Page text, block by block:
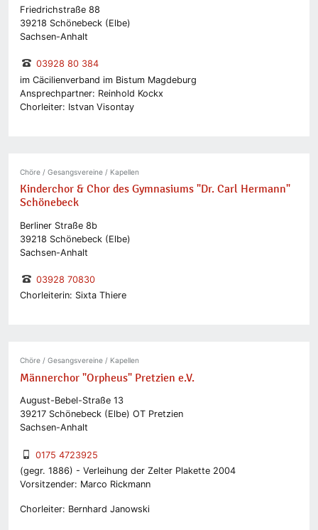
Friedrichstraße 88
39218 Schönebeck (Elbe)
Sachsen-Anhalt
03928 80 384
im Cäcilienverband im Bistum Magdeburg
Ansprechpartner: Reinhold Kockx
Chorleiter: Istvan Visontay
Chöre / Gesangsvereine / Kapellen
Kinderchor & Chor des Gymnasiums "Dr. Carl Hermann"
Schönebeck
Berliner Straße 8b
39218 Schönebeck (Elbe)
Sachsen-Anhalt
03928 70830
Chorleiterin: Sixta Thiere
Chöre / Gesangsvereine / Kapellen
Männerchor "Orpheus" Pretzien e.V.
August-Bebel-Straße 13
39217 Schönebeck (Elbe) OT Pretzien
Sachsen-Anhalt
0175 4723925
(gegr. 1886) - Verleihung der Zelter Plakette 2004
Vorsitzender: Marco Rickmann
Chorleiter: Bernhard Janowski